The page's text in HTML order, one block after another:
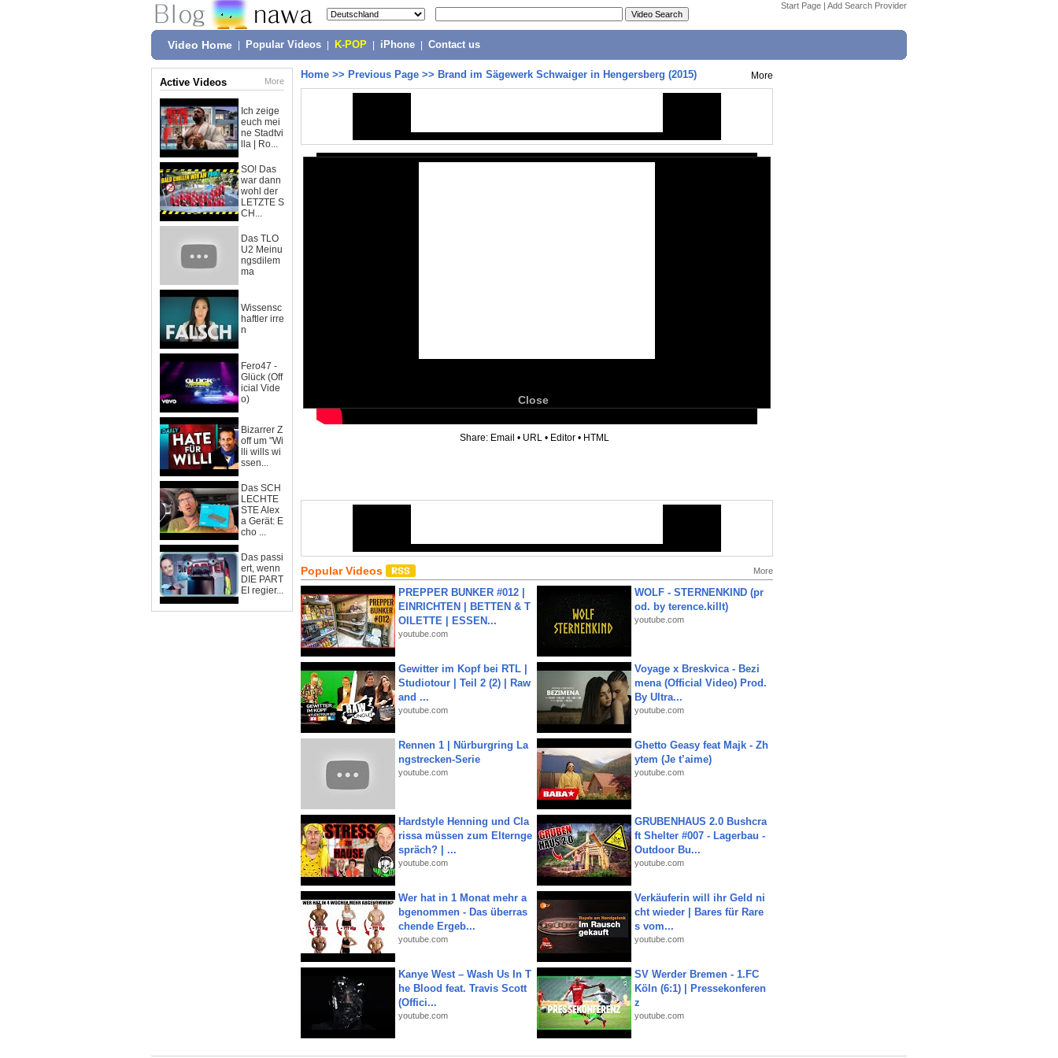
Start Page | Add Search Provider
Video Home Popular Videos K-POP iPhone Contact us
Active Videos More
Ich zeige
euch mei
ne Stadtvi
lla | Ro...
SO! Das
war dann
wohl der
LETZTE S
CH...
Das TLO
U2 Meinu
ngsdilem
ma
Wissensc
haftler irre
n
Fero47 -
Glück (Off
icial Vide
o)
Bizarrer Z
off um "Wi
lli wills wi
ssen...
Das SCH
LECHTE
STE Alex
a Gerät: E
cho ...
Das passi
ert, wenn
DIE PART
EI regier...
Home >> Previous Page >> Brand im Sägewerk Schwaiger in Hengersberg (2015) More
Close
Share: Email • URL • Editor • HTML
Popular Videos More
PREPPER BUNKER #012 |
EINRICHTEN | BETTEN & T
OILETTE | ESSEN...
youtube.com
WOLF - STERNENKIND (pr
od. by terence.killt)
youtube.com
Gewitter im Kopf bei RTL |
Studiotour | Teil 2 (2) | Raw
and ...
youtube.com
Voyage x Breskvica - Bezi
mena (Official Video) Prod.
By Ultra...
youtube.com
Rennen 1 | Nürburgring La
ngstrecken-Serie
youtube.com
Ghetto Geasy feat Majk - Zh
ytem (Je t’aime)
youtube.com
Hardstyle Henning und Cla
rissa müssen zum Elternge
spräch? | ...
youtube.com
GRUBENHAUS 2.0 Bushcra
ft Shelter #007 - Lagerbau -
Outdoor Bu...
youtube.com
Wer hat in 1 Monat mehr a
bgenommen - Das überras
chende Ergeb...
youtube.com
Verkäuferin will ihr Geld ni
cht wieder | Bares für Rare
s vom...
youtube.com
Kanye West – Wash Us In T
he Blood feat. Travis Scott
(Offici...
youtube.com
SV Werder Bremen - 1.FC
Köln (6:1) | Pressekonferen
z
youtube.com